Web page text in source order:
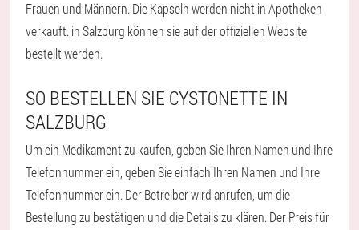
Frauen und Männern. Die Kapseln werden nicht in Apotheken
verkauft. in Salzburg können sie auf der offiziellen Website
bestellt werden.
SO BESTELLEN SIE CYSTONETTE IN
SALZBURG
Um ein Medikament zu kaufen, geben Sie Ihren Namen und Ihre
Telefonnummer ein, geben Sie einfach Ihren Namen und Ihre
Telefonnummer ein. Der Betreiber wird anrufen, um die
Bestellung zu bestätigen und die Details zu klären. Der Preis für